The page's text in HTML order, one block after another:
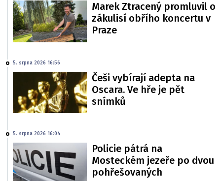
Marek Ztracený promluvil o
zákulisí obřího koncertu v
Praze
5. srpna 2026 16:56
Češi vybírají adepta na
Oscara. Ve hře je pět
snímků
5. srpna 2026 16:04
Policie pátrá na
Mosteckém jezeře po dvou
pohřešovaných